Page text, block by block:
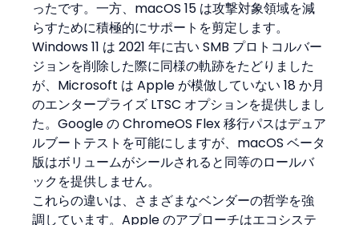
ったです。一方、macOS 15 は攻撃対象領域を減
らすために積極的にサポートを剪定します。
Windows 11 は 2021 年に古い SMB プロトコルバー
ジョンを削除した際に同様の軌跡をたどりました
が、Microsoft は Apple が模倣していない 18 か月
のエンタープライズ LTSC オプションを提供しまし
た。Google の ChromeOS Flex 移行パスはデュア
ルブートテストを可能にしますが、macOS ベータ
版はボリュームがシールされると同等のロールバ
ックを提供しません。
これらの違いは、さまざまなベンダーの哲学を強
調しています。Apple のアプローチはエコシステ